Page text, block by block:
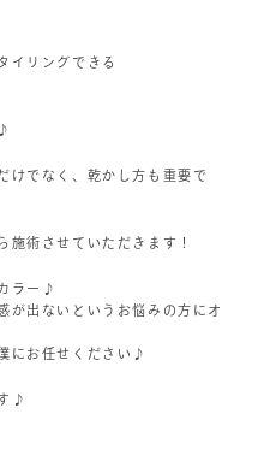
イリングできる
けでなく、乾かし方も重要で
施術させていただきます！
ラー♪
が出ないというお悩みの方にオ
にお任せください♪
♪